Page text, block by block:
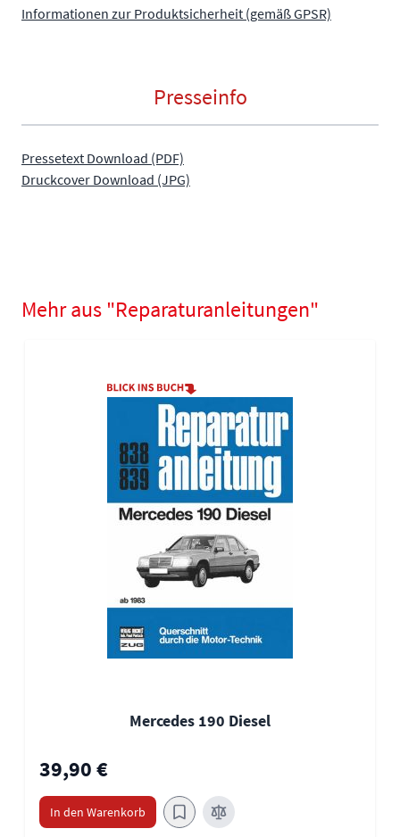
Informationen zur Produktsicherheit (gemäß GPSR)
Presseinfo
Pressetext Download (PDF)
Druckcover Download (JPG)
Mehr aus "Reparaturanleitungen"
Mercedes 190 Diesel
39,90 €
In den Warenkorb